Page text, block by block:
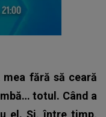
fără să ceară
totul. Când a
el. Și, între timp,